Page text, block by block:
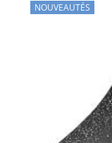
NOUVEAUTÉS